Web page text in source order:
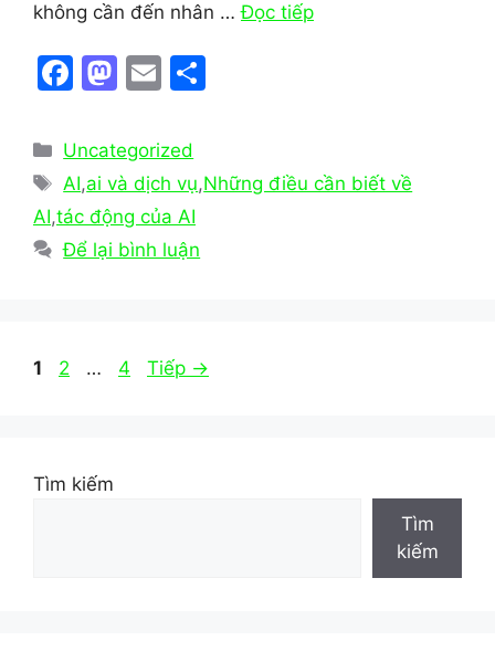
không cần đến nhân …Đọc tiếp
F
c
e
b
o
M
st
o
d
o
E
ai
l
e
Danh
mục
Uncategorized
Thẻ
AI,ai và dịch vụ,Những điều cần biết về
AI,tác động của AI
Để lại bình luận
Trang
1 Trang
2 … Trang
4 Tiếp →
Tìm kiếm
Tìm
kiếm